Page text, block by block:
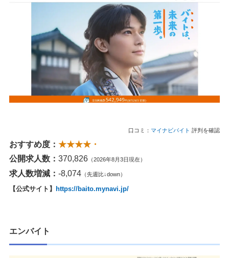
口コミ： マイナビバイト 評判を確認
おすすめ度： ★★★★・
公開求人数： 370,826 （2026年8月3日現在）
求人数増減： -8,074 （先週比↓down）
【公式サイト】 https://baito.mynavi.jp/
エンバイト